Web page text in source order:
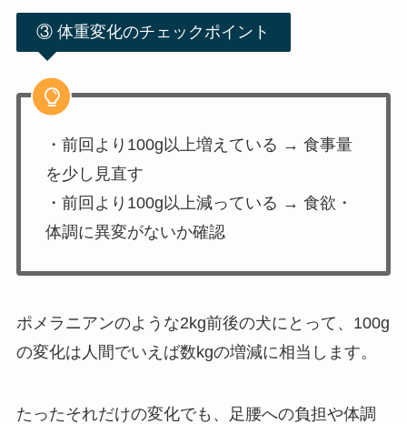
③ 体重変化のチェックポイント
・前回より100g以上増えている → 食事量
を少し見直す
・前回より100g以上減っている → 食欲・
体調に異変がないか確認
ポメラニアンのような2kg前後の犬にとって、100g
の変化は人間でいえば数kgの増減に相当します。
たったそれだけの変化でも、足腰への負担や体調